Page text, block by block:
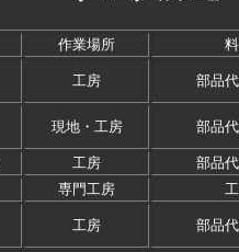
作業場所
工房 部品
現地・工房 部品
工房
部品
専門工房
工房 部品